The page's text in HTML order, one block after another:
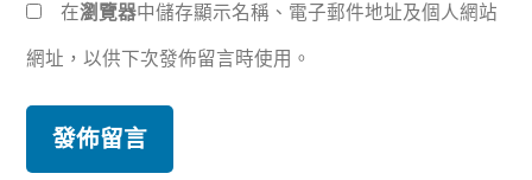
在瀏覽器中儲存顯示名稱、電子郵件地址及個人網站
網址，以供下次發佈留言時使用。